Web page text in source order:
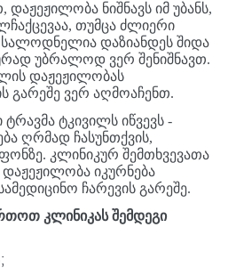
დაჟეჟილობა ნიშნავს იმ უბანს,
თუმცა ძლიერი
დაზიანდეს შიდა
უბრალოდ ვერ შენიშნავთ.
დაჟეჟილობას
გარეშე ვერ აღმოაჩენთ.
ტკივილს იწვევს -
ღრმად ჩასუნთქვის,
ფონზე. კლინიკურ შემთხვევათა
იკურნება
ჩარევის გარეშე.
კლინიკას შემდეგი